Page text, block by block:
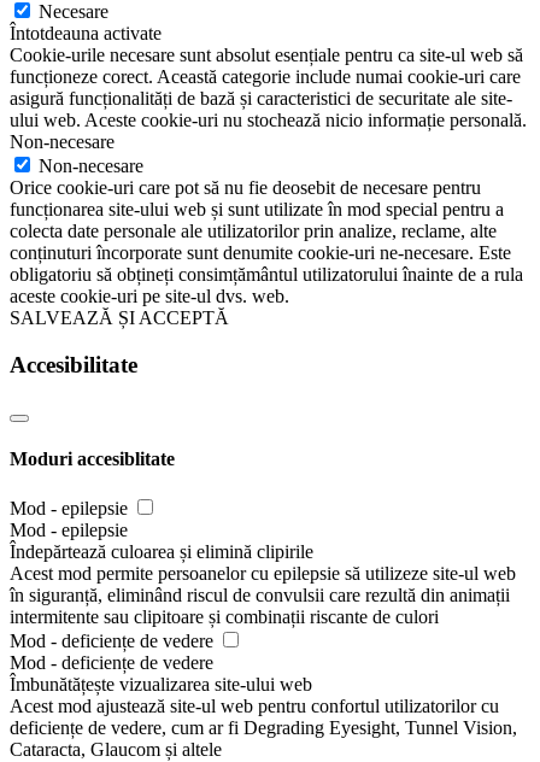
Necesare
Întotdeauna activate
Cookie-urile necesare sunt absolut esențiale pentru ca site-ul web să
funcționeze corect. Această categorie include numai cookie-uri care
asigură funcționalități de bază și caracteristici de securitate ale site-
ului web. Aceste cookie-uri nu stochează nicio informație personală.
Non-necesare
Non-necesare
Orice cookie-uri care pot să nu fie deosebit de necesare pentru
funcționarea site-ului web și sunt utilizate în mod special pentru a
colecta date personale ale utilizatorilor prin analize, reclame, alte
conținuturi încorporate sunt denumite cookie-uri ne-necesare. Este
obligatoriu să obțineți consimțământul utilizatorului înainte de a rula
aceste cookie-uri pe site-ul dvs. web.
SALVEAZĂ ȘI ACCEPTĂ
Accesibilitate
Moduri accesiblitate
Mod - epilepsie
Mod - epilepsie
Îndepărtează culoarea și elimină clipirile
Acest mod permite persoanelor cu epilepsie să utilizeze site-ul web
în siguranță, eliminând riscul de convulsii care rezultă din animații
intermitente sau clipitoare și combinații riscante de culori
Mod - deficiențe de vedere
Mod - deficiențe de vedere
Îmbunătățește vizualizarea site-ului web
Acest mod ajustează site-ul web pentru confortul utilizatorilor cu
deficiențe de vedere, cum ar fi Degrading Eyesight, Tunnel Vision,
Cataracta, Glaucom și altele